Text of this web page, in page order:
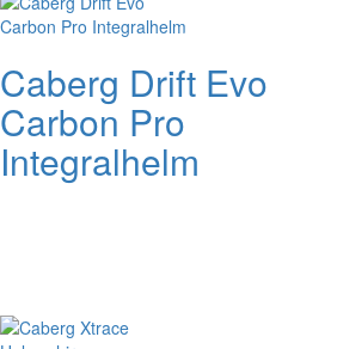
Caberg Drift Evo
Carbon Pro
Integralhelm